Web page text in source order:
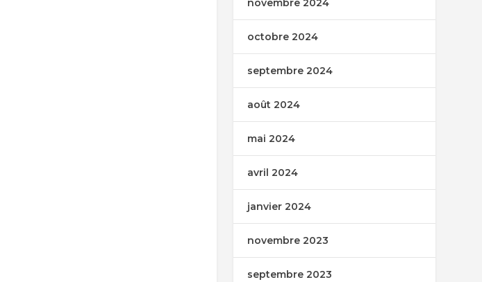
novembre 2024
octobre 2024
septembre 2024
août 2024
mai 2024
avril 2024
janvier 2024
novembre 2023
septembre 2023